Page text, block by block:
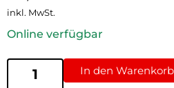
inkl. MwSt.
Online verfügbar
In den Warenkorb